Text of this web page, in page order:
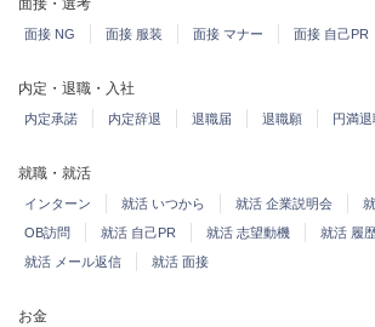
面接・選考
面接 NG 面接 服装 面接 マナー 面接 自己PR
内定・退職・入社
内定承諾 内定辞退 退職届 退職願 円満退
就職・就活
インターン 就活 いつから 就活 企業説明会
OB訪問
就活 自己PR 就活 志望動機 就活 履
就活 メール返信
就活 面接
お金